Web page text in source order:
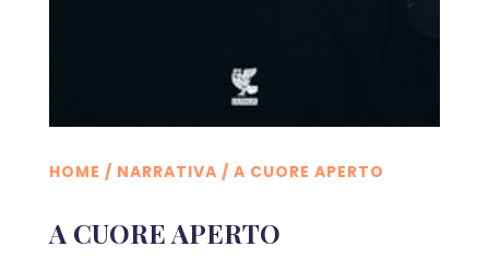
HOME / NARRATIVA / A CUORE APERTO
A CUORE APERTO